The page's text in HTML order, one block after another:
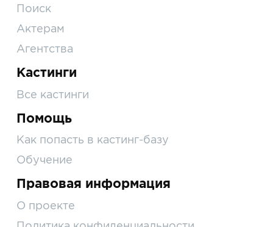
Поиск
Актерам
Агентства
Кастинги
Все кастинги
Помощь
Как попасть в кастинг-базу
Обучение
Правовая информация
О проекте